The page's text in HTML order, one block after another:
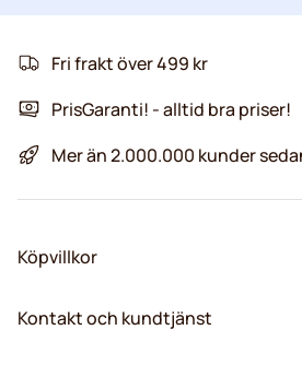
Fri frakt över 499 kr
PrisGaranti! - alltid bra priser!
Mer än 2.000.000 kunder
Köpvillkor
Kontakt och kundtjänst